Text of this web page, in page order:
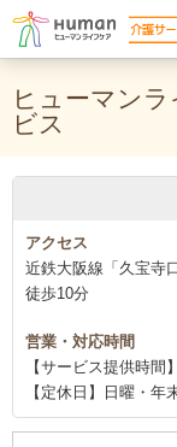
ヒューマン
ビス
アクセス
近鉄大阪線「久宝寺
徒歩10分
営業・対応時間
【サービス提供時間
【定休日】日曜・年